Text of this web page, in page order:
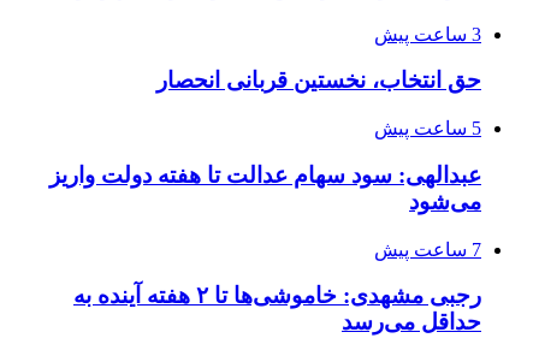
3 ساعت پیش
حق انتخاب، نخستین قربانی انحصار
5 ساعت پیش
عبدالهی: سود سهام عدالت تا هفته دولت واریز
می‌شود
7 ساعت پیش
رجبی مشهدی: خاموشی‌ها تا ۲ هفته آینده به
حداقل می‌رسد